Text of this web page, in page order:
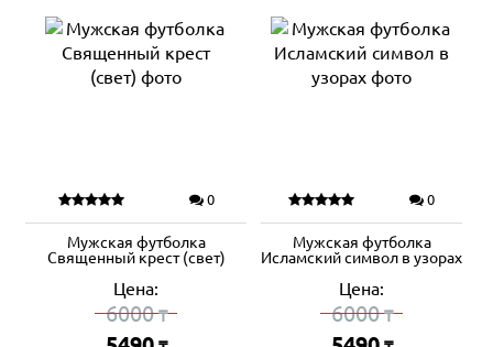
0
Мужская футболка
Священный крест (свет)
Цена:
6000₸
0
Мужская футболка
Исламский символ в узорах
Цена:
6000₸